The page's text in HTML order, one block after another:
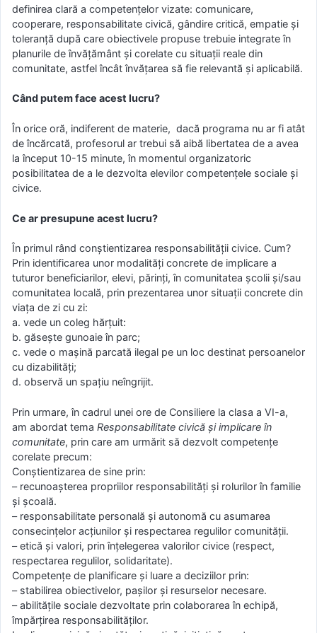
definirea clară a competențelor vizate: comunicare,
cooperare, responsabilitate civică, gândire critică, empatie și
toleranță după care obiectivele propuse trebuie integrate în
planurile de învățământ și corelate cu situații reale din
comunitate, astfel încât învățarea să fie relevantă și aplicabilă.
Când putem face acest lucru?
În orice oră, indiferent de materie, dacă programa nu ar fi atât
de încărcată, profesorul ar trebui să aibă libertatea de a avea
la început 10-15 minute, în momentul organizatoric
posibilitatea de a le dezvolta elevilor competențele sociale și
civice.
Ce ar presupune acest lucru?
În primul rând conștientizarea responsabilității civice. Cum?
Prin identificarea unor modalități concrete de implicare a
tuturor beneficiarilor, elevi, părinți, în comunitatea școlii și/sau
comunitatea locală, prin prezentarea unor situații concrete din
viața de zi cu zi:
a. vede un coleg hărțuit:
b. găsește gunoaie în parc;
c. vede o mașină parcată ilegal pe un loc destinat persoanelor
cu dizabilități;
d. observă un spațiu neîngrijit.
Prin urmare, în cadrul unei ore de Consiliere la clasa a VI-a,
am abordat tema Responsabilitate civică și implicare în
comunitate, prin care am urmărit să dezvolt competențe
corelate precum:
Conștientizarea de sine prin:
– recunoașterea propriilor responsabilități și rolurilor în familie
și şcoală.
– responsabilitate personală și autonomă cu asumarea
consecințelor acțiunilor și respectarea regulilor comunității.
– etică și valori, prin înțelegerea valorilor civice (respect,
respectarea regulilor, solidaritate).
Competențe de planificare și luare a deciziilor prin:
– stabilirea obiectivelor, pașilor și resurselor necesare.
– abilitățile sociale dezvoltate prin colaborarea în echipă,
împărțirea responsabilităților.